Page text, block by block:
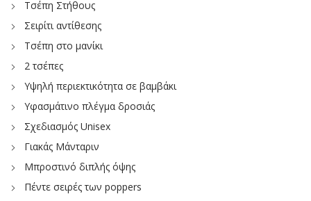
Τσέπη Στήθους
Σειρίτι αντίθεσης
Τσέπη στο μανίκι
2 τσέπες
Υψηλή περιεκτικότητα σε βαμβάκι
Υφασμάτινο πλέγμα δροσιάς
Σχεδιασμός Unisex
Γιακάς Μάνταριν
Μπροστινό διπλής όψης
Πέντε σειρές των poppers